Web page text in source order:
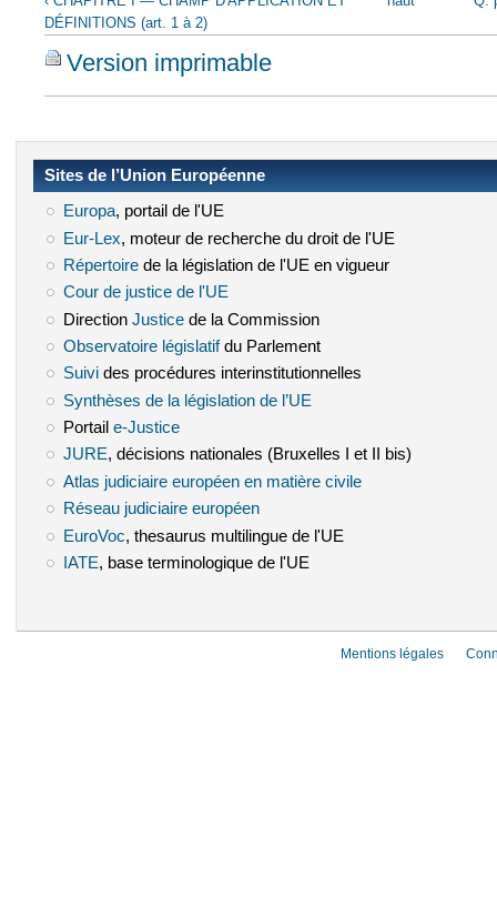
DÉFINITIONS (art. 1 à 2)
Version imprimable
Sites de l’Union Européenne
Europa(le lien est externe)
, portail de l'UE
Eur-Lex (le lien est externe)
, moteur de recherche du droit de l'UE
Répertoire(le lien est externe)
de la législation de l'UE en vigueur
Cour de justice de l'UE
Direction Justice(le lien est externe)
de la Commission
Observatoire législatif(le lien est externe)
du Parlement
Suivi(le lien est externe)
des procédures interinstitutionnelles
Synthèses de la législation de l’UE
Portail e-Justice(le lien est externe)
JURE(le lien est externe)
, décisions nationales (Bruxelles I et II bis)
Atlas judiciaire européen en matière civile(le lien est externe)
Réseau judiciaire européen(le lien est externe)
EuroVoc (le lien est externe)
, thesaurus multilingue de l'UE
IATE (le lien est externe)
, base terminologique de l'UE
Mentions légales